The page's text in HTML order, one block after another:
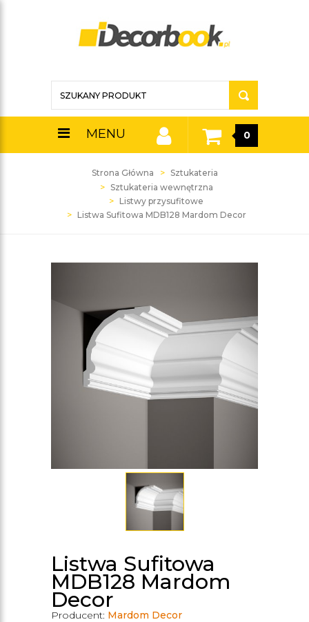
MENU 0
Strona Główna
Sztukateria
Sztukateria wewnętrzna
Listwy przysufitowe
Listwa Sufitowa MDB128 Mardom Decor
Listwa Sufitowa
MDB128 Mardom
Decor
Producent: Mardom Decor